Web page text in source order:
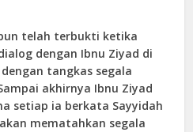
telah terbukti ketika
dengan Ibnu Ziyad di
tangkas segala
akhirnya Ibnu Ziyad
setiap ia berkata Sayyidah
mematahkan segala